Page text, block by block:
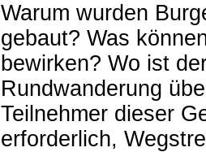
Warum wurden
gebaut? Was
bewirken? Wo ist
Rundwanderung
Teilnehmer dieser
erforderlich,